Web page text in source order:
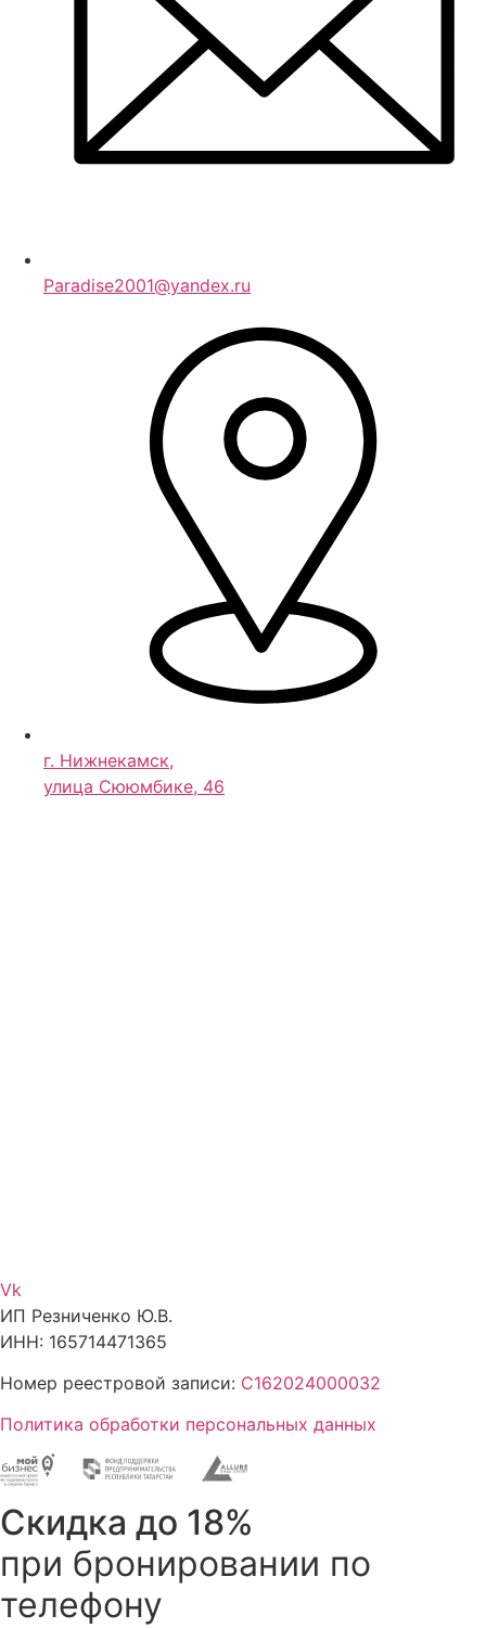
Paradise2001@yandex.ru
г. Нижнекамск,
улица Сююмбике, 46
Vk
ИП Резниченко Ю.В.
ИНН: 165714471365
Номер реестровой записи: С162024000032
Политика обработки персональных данных
Скидка до 18%
при бронировании по
телефону